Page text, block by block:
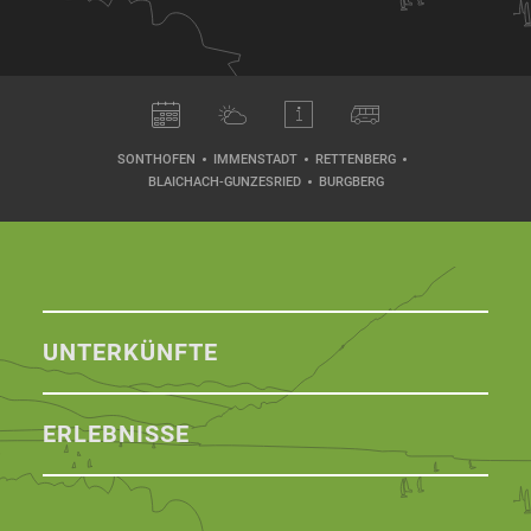
SONTHOFEN IMMENSTADT
RETTENBERG
BLAICHACH-GUNZESRIED
BURGBERG
UNTERKÜNFTE
ERLEBNISSE